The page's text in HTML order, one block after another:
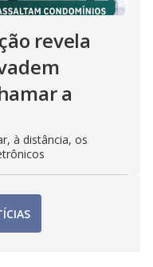
revela
a
à distância, os